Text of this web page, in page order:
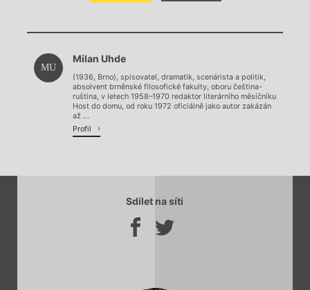
Chviličku.
MU
Milan Uhde
(1936, Brno), spisovatel, dramatik, scenárista a politik,
absolvent brněnské filosofické fakulty, oboru čeština-
ruština, v letech 1958–1970 redaktor literárního měsíčníku
Host do domu, od roku 1972 oficiálně jako autor zakázán
až ...
Profil
Sdílet na síti